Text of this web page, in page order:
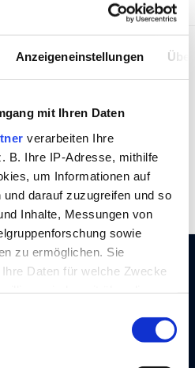
Anzeigeneinstellungen
mit Ihren Daten
verarbeiten Ihre
B. Ihre IP-Adresse, mithilfe
um Informationen auf
darauf zuzugreifen und so
Inhalte, Messungen von
sowie
zu ermöglichen. Sie
Daten für welche Zwecke
widerrufen
Zertifizierter
Aufbauhersteller